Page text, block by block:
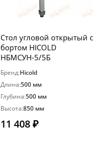
Стол угловой открытый с
бортом HICOLD
НБМСУН-5/5Б
Бренд:Hicold
Длина:500 мм
Глубина:500 мм
Высота:850 мм
11 408 ₽